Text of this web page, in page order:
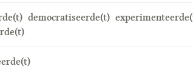
democratiseerde(t)